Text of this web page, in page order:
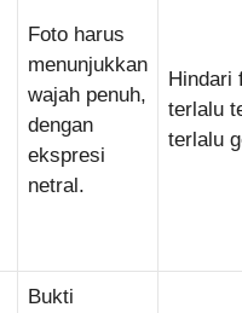
Foto harus
menunjukkan
wajah penuh,
dengan
ekspresi
netral.
Hindari
terlalu
terlalu
Bukti